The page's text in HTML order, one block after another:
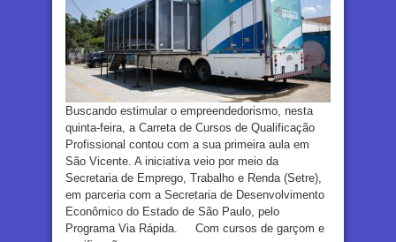
Buscando estimular o empreendedorismo, nesta
quinta-feira, a Carreta de Cursos de Qualificação
Profissional contou com a sua primeira aula em
São Vicente. A iniciativa veio por meio da
Secretaria de Emprego, Trabalho e Renda (Setre),
em parceria com a Secretaria de Desenvolvimento
Econômico do Estado de São Paulo, pelo
Programa Via Rápida. Com cursos de garçom e